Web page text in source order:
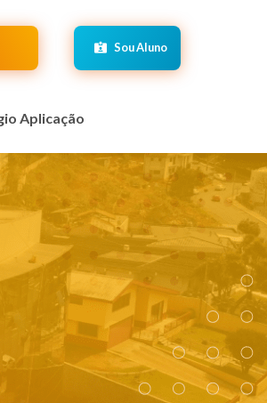
Sou Aluno
Aplicação